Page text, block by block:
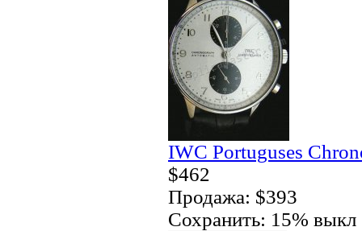
IWC Portuguses
$462
Продажа: $393
Сохранить: 15% выкл